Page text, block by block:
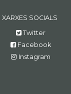
XARXES SOCIALS
Twitter
Facebook
Instagram